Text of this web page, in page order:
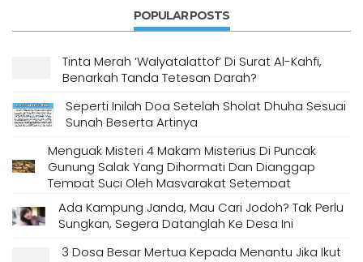
POPULAR POSTS
Tinta Merah ‘Walyatalattof’ Di Surat Al-Kahfi,
Benarkah Tanda Tetesan Darah?
Seperti Inilah Doa Setelah Sholat Dhuha Sesuai
Sunah Beserta Artinya
Menguak Misteri 4 Makam Misterius Di Puncak
Gunung Salak Yang Dihormati Dan Dianggap
Tempat Suci Oleh Masyarakat Setempat
Ada Kampung Janda, Mau Cari Jodoh? Tak Perlu
Sungkan, Segera Datanglah Ke Desa Ini
3 Dosa Besar Mertua Kepada Menantu Jika Ikut